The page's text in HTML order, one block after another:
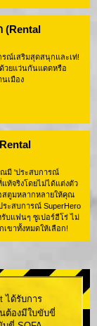
(Rental
ณ์เสริมสุดสนุกและเท่!
วยแว่นกันแดดหรือ
เมือง
ณมี 'ประสบการณ์
แท้จริงโดยไม่ได้แต่งตัว
สตูมหลากหลายให้คุณ
ะสบการณ์ SuperHero
บแฟนๆ ซูเปอร์ฮีโร่ ไม่
เขาทั้งหมดให้เลือก!
ได้รับการ
ต้องมีใบขับขี่